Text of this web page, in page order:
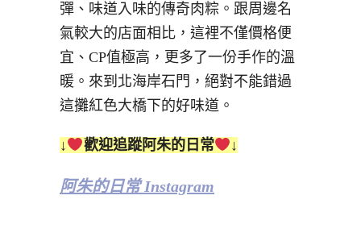
彈、味道入味的傳奇肉粽。跟周邊名
氣較大的店面相比，這裡不僅價格便
宜、CP值極高，更多了一份手作的溫
暖。來到北海岸石門，絕對不能錯過
這攤紅色大橋下的好味道。
↓ 歡迎追蹤阿朱的日常 ↓
阿朱的日常 Instagram